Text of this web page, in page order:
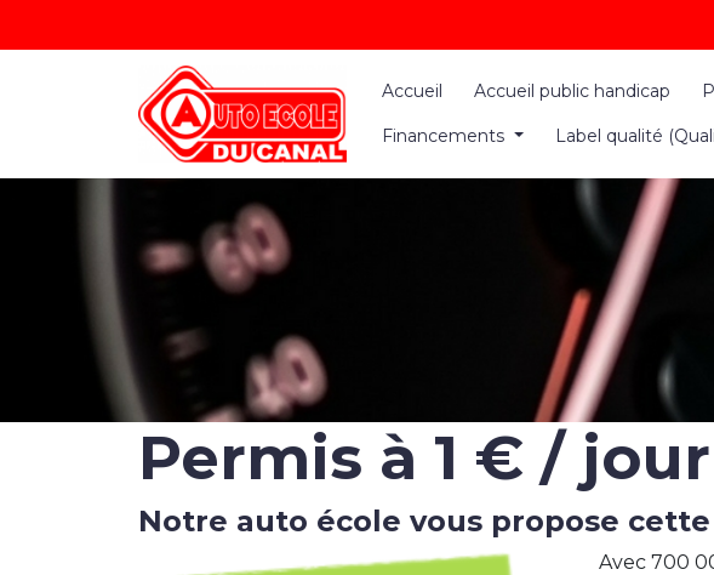
Accueil Accueil public handicap
Financements Label qualité
Permis à 1 € / jour
Notre auto école vous propose
Avec 700